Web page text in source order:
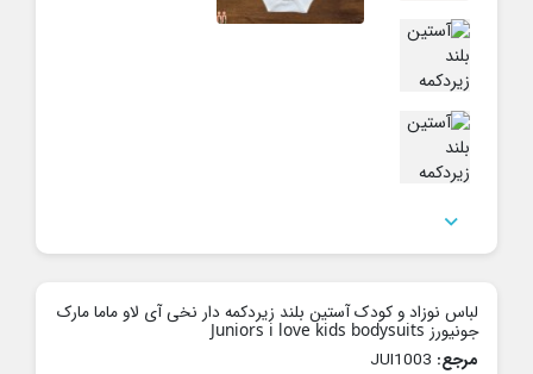

لباس نوزاد و کودک آستین بلند زیردکمه دار نخی آی لاو ماما مارک
جونیورز Juniors i love kids bodysuits
مرجع: